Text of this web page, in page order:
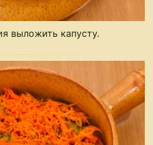
выложить капусту.